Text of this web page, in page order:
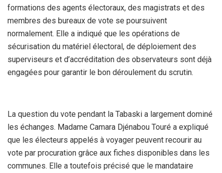
formations des agents électoraux, des magistrats et des
membres des bureaux de vote se poursuivent
normalement. Elle a indiqué que les opérations de
sécurisation du matériel électoral, de déploiement des
superviseurs et d’accréditation des observateurs sont déjà
engagées pour garantir le bon déroulement du scrutin.
La question du vote pendant la Tabaski a largement dominé
les échanges. Madame Camara Djénabou Touré a expliqué
que les électeurs appelés à voyager peuvent recourir au
vote par procuration grâce aux fiches disponibles dans les
communes. Elle a toutefois précisé que le mandataire